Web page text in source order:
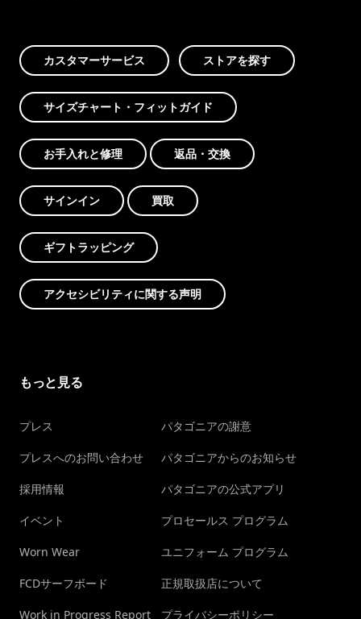
カスタマーサービス ストアを探す
サイズチャート・フィットガイド
お手入れと修理 返品・交換
サインイン 買取
ギフトラッピング
アクセシビリティに関する声明
もっと見る
プレス
プレスへのお問い合わせ
採用情報
イベント
Worn Wear
FCDサーフボード
Work in Progress Report
パタゴニアの謝意
パタゴニアからのお知らせ
パタゴニアの公式アプリ
プロセールス プログラム
ユニフォーム プログラム
正規取扱店について
プライバシーポリシー